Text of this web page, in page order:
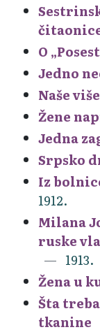
O
Jedno
Naše
Žene
Jedna
Srpsko
Iz
1912.
Milana
ruske
1913.
Žena u
Šta
tkanine